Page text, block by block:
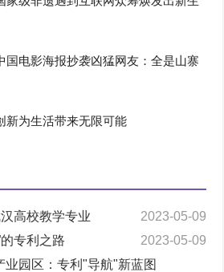
国电影海报抄袭凶猛网友：全是山寨
新为生活带来无限可能
汉高校教学专业
2023-05-09
的专利之路
2023-05-09
业园区：专利"导航"新蓝图